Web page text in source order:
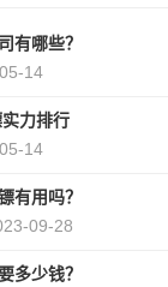
有哪些？
14
力排行
14
有用吗？
09-28
多少钱？